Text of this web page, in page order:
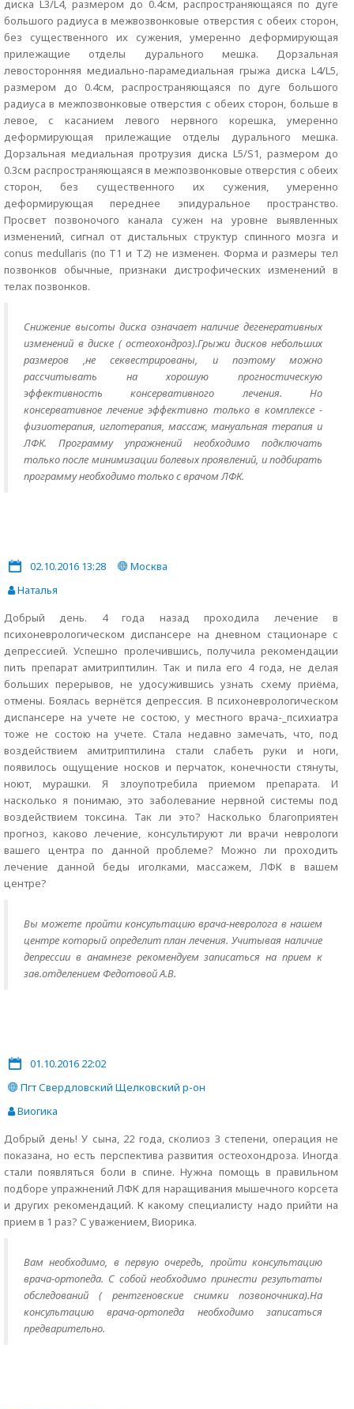
диска L3/L4, размером до 0.4см, распространяющаяся по дуге
большого радиуса в межвозвонковые отверстия с обеих сторон,
без существенного их сужения, умеренно деформирующая
прилежащие отделы дурального мешка. Дорзальная
левосторонняя медиально-парамедиальная грыжа диска L4/L5,
размером до 0.4см, распространяющаяся по дуге большого
радиуса в межпозвонковые отверстия с обеих сторон, больше в
левое, с касанием левого нервного корешка, умеренно
деформирующая прилежащие отделы дурального мешка.
Дорзальная медиальная протрузия диска L5/S1, размером до
0.3см распространяющаяся в межпозвонковые отверстия с обеих
сторон, без существенного их сужения, умеренно
деформирующая переднее эпидуральное пространство.
Просвет позвоночого канала сужен на уровне выявленных
изменений, сигнал от дистальных структур спинного мозга и
conus medullaris (по Т1 и Т2) не изменен. Форма и размеры тел
позвонков обычные, признаки дистрофических изменений в
телах позвонков.
Снижение высоты диска означает наличие дегенеративных
изменений в диске ( остеохондроз).Грыжи дисков небольших
размеров ,не секвестрированы, и поэтому можно
рассчитывать на хорошую прогностическую
эффективность консервативного лечения. Но
консервативное лечение эффективно только в комплексе -
физиотерапия, иглотерапия, массаж, мануальная терапия и
ЛФК. Программу упражнений необходимо подключать
только после минимизации болевых проявлений, и подбирать
программу необходимо только с врачом ЛФК.
02.10.2016 13:28
Москва
Наталья
Добрый день. 4 года назад проходила лечение в
психоневрологическом диспансере на дневном стационаре с
депрессией. Успешно пролечившись, получила рекомендации
пить препарат амитриптилин. Так и пила его 4 года, не делая
больших перерывов, не удосужившись узнать схему приёма,
отмены. Боялась вернётся депрессия. В психоневрологическом
диспансере на учете не состою, у местного врача-_психиатра
тоже не состою на учете. Стала недавно замечать, что, под
воздействием амитриптилина стали слабеть руки и ноги,
появилось ощущение носков и перчаток, конечности стянуты,
ноют, мурашки. Я злоупотребила приемом препарата. И
насколько я понимаю, это заболевание нервной системы под
воздействием токсинa. Так ли это? Насколько благоприятен
прогноз, каково лечение, консультируют ли врачи неврологи
вашего центра по данной проблеме? Можно ли проходить
лечение данной беды иголками, массажем, ЛФК в вашем
центре?
Вы можете пройти консультацию врача-невролога в нашем
центре который определит план лечения. Учитывая наличие
депрессии в анамнезе рекомендуем записаться на прием к
зав.отделением Федотовой А.В.
01.10.2016 22:02
Пгт Свердловский Щелковский р-он
Виогика
Добрый день! У сына, 22 года, сколиоз 3 степени, операция не
показана, но есть перспектива развития остеохондроза. Иногда
стали появляться боли в спине. Нужна помощь в правильном
подборе упражнений ЛФК для наращивания мышечного корсета
и других рекомендаций. К какому специалисту надо прийти на
прием в 1 раз? С уважением, Виорика.
Вам необходимо, в первую очередь, пройти консультацию
врача-ортопеда. С собой необходимо принести результаты
обследований ( рентгеновские снимки позвоночника).На
консультацию врача-ортопеда необходимо записаться
предварительно.